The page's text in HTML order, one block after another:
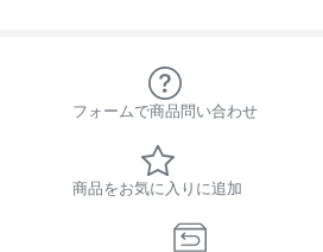
フォームで商品問い合わせ
商品をお気に入りに追加